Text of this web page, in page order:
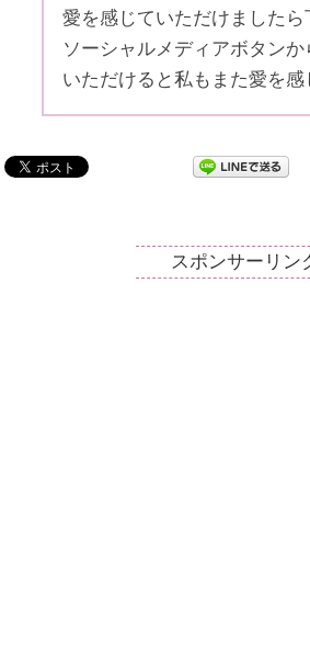
愛を感じていただけましたら
ソーシャルメディアボタンか
いただけると私もまた愛を感
スポンサーリン